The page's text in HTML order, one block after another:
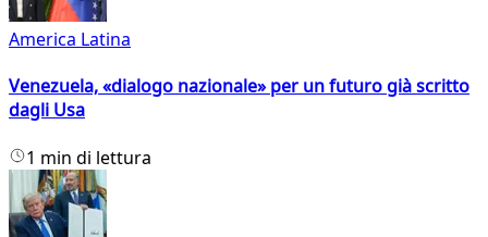
America Latina
Venezuela, «dialogo nazionale» per un futuro già scritto
dagli Usa
1 min di lettura